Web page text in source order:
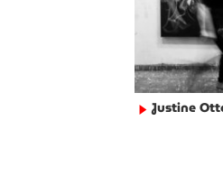
► Justine